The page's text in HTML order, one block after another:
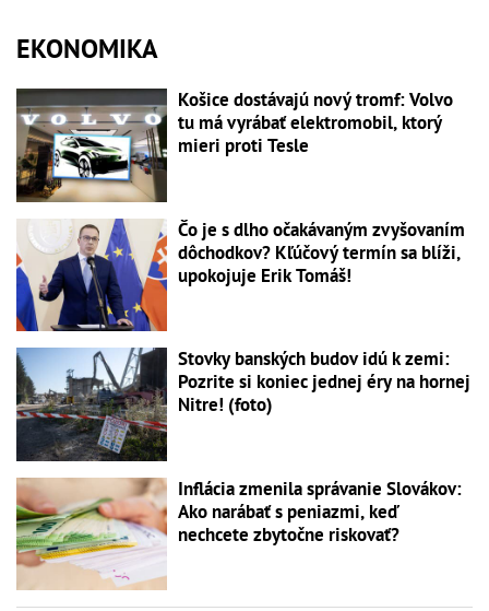
EKONOMIKA
Košice dostávajú nový tromf: Volvo
tu má vyrábať elektromobil, ktorý
mieri proti Tesle
Čo je s dlho očakávaným zvyšovaním
dôchodkov? Kľúčový termín sa blíži,
upokojuje Erik Tomáš!
Stovky banských budov idú k zemi:
Pozrite si koniec jednej éry na hornej
Nitre! (foto)
Inflácia zmenila správanie Slovákov:
Ako narábať s peniazmi, keď
nechcete zbytočne riskovať?